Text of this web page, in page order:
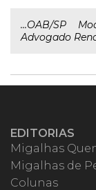
...OAB/SP
Advogado
EDITORIAS
Migalhas
Migalhas de
Colunas